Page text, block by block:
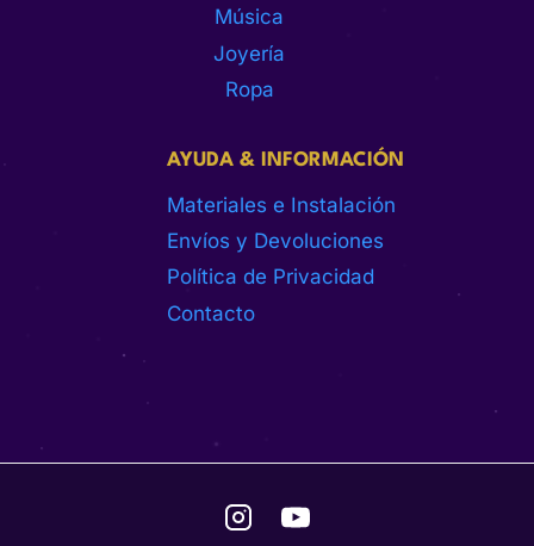
Música
Joyería
Ropa
AYUDA & INFORMACIÓN
Materiales e Instalación
Envíos y Devoluciones
Política de Privacidad
Contacto